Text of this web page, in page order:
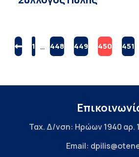
1 … 448 449 450 451
Ταχ. Δ/νση: Ηρώων 1940 αρ.
Email: